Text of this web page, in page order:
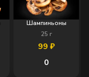
Шампиньоны
25 г
99 ₽
0